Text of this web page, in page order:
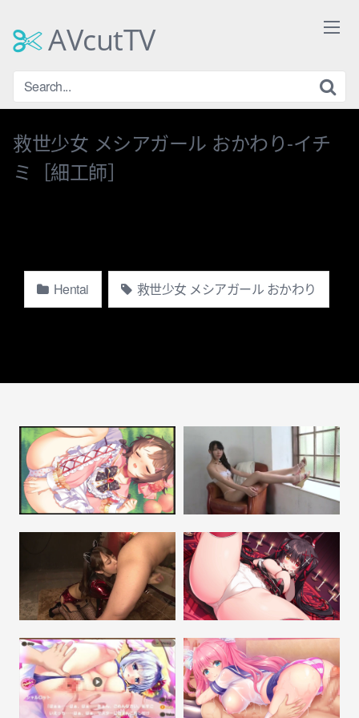
contentAVcutTV
救世少女 メシアガール おかわり-イチ
ミ［細工師］
Hentai 救世少女 メシアガール おかわり